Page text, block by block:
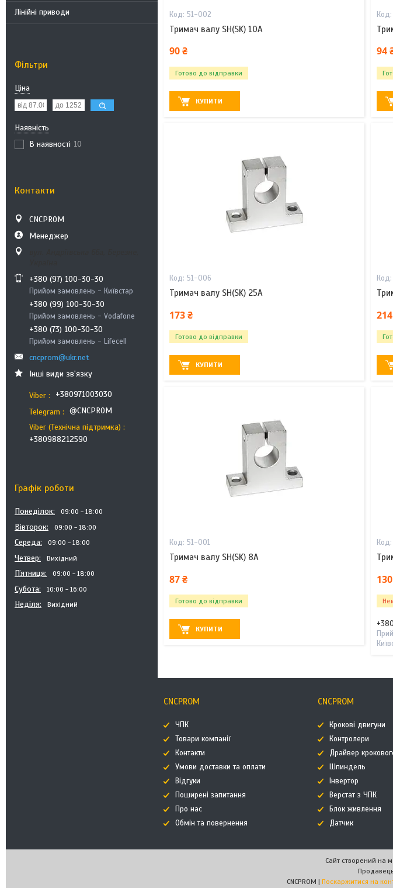
Лінійні приводи
Фільтри
Ціна
Наявність
В наявності 10
Контакти
CNCPROM
Менеджер
+380 (97) 100-30-30
Прийом замовлень - Київстар
+380 (99) 100-30-30
Прийом замовлень - Vodafone
+380 (73) 100-30-30
Прийом замовлень - Lifecell
cncprom@ukr.net
Інші види зв'язку
Viber
+380971003030
Telegram
@CNCPROM
Viber (Технічна підтримка)
+380988212590
Графік роботи
Понеділок 09:00 18:00
Вівторок 09:00 18:00
Середа 09:00 18:00
Четвер Вихідний
Пʼятниця 09:00 18:00
Субота 10:00 16:00
Неділя Вихідний
51-002
Тримач валу SH(SK) 10A
90 ₴
Готово до відправки
КУПИТИ
94
51-006
Тримач валу SH(SK) 25A
173 ₴
Готово до відправки
КУПИТИ
51-001
Тримач валу SH(SK) 8A
87 ₴
Готово до відправки
КУПИТИ
CNCPROM
ЧПК
Товари компанії
Контакти
Умови доставки та оплати
Відгуки
Поширені запитання
Про нас
Обмін та повернення
CNCPROM
Крокові двигуни
Контролери
Драйвер
Шпиндель
Інвертор
Верстат з ЧПК
Блок живлення
Датчик
Сайт створений на
CNCPROM | Поскаржитися на